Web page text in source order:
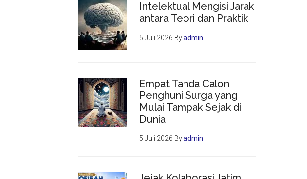
Intelektual Mengisi Jarak
antara Teori dan Praktik
5 Juli 2026 Byadmin
Empat Tanda Calon
Penghuni Surga yang
Mulai Tampak Sejak di
Dunia
5 Juli 2026 Byadmin